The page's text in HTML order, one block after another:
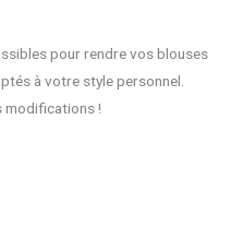
pour rendre vos blouses
à votre style personnel.
modifications !